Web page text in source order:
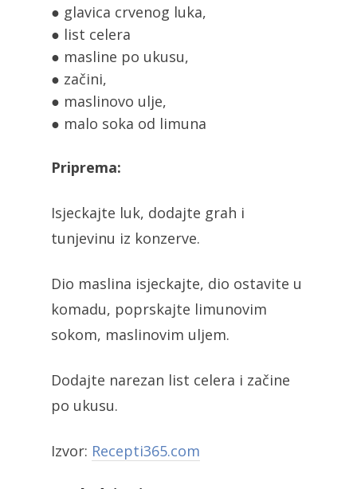
● glavica crvenog luka,
● list celera
● masline po ukusu,
● začini,
● maslinovo ulje,
● malo soka od limuna
Priprema:
Isjeckajte luk, dodajte grah i
tunjevinu iz konzerve.
Dio maslina isjeckajte, dio ostavite u
komadu, poprskajte limunovim
sokom, maslinovim uljem.
Dodajte narezan list celera i začine
po ukusu.
Izvor: Recepti365.com